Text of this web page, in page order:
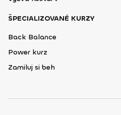
ŠPECIALIZOVANÉ KURZY
Back Balance
Power kurz
Zamiluj si beh